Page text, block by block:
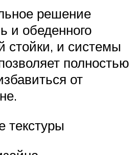
решение
и обеденного
стойки, и системы
полностью
от
текстуры